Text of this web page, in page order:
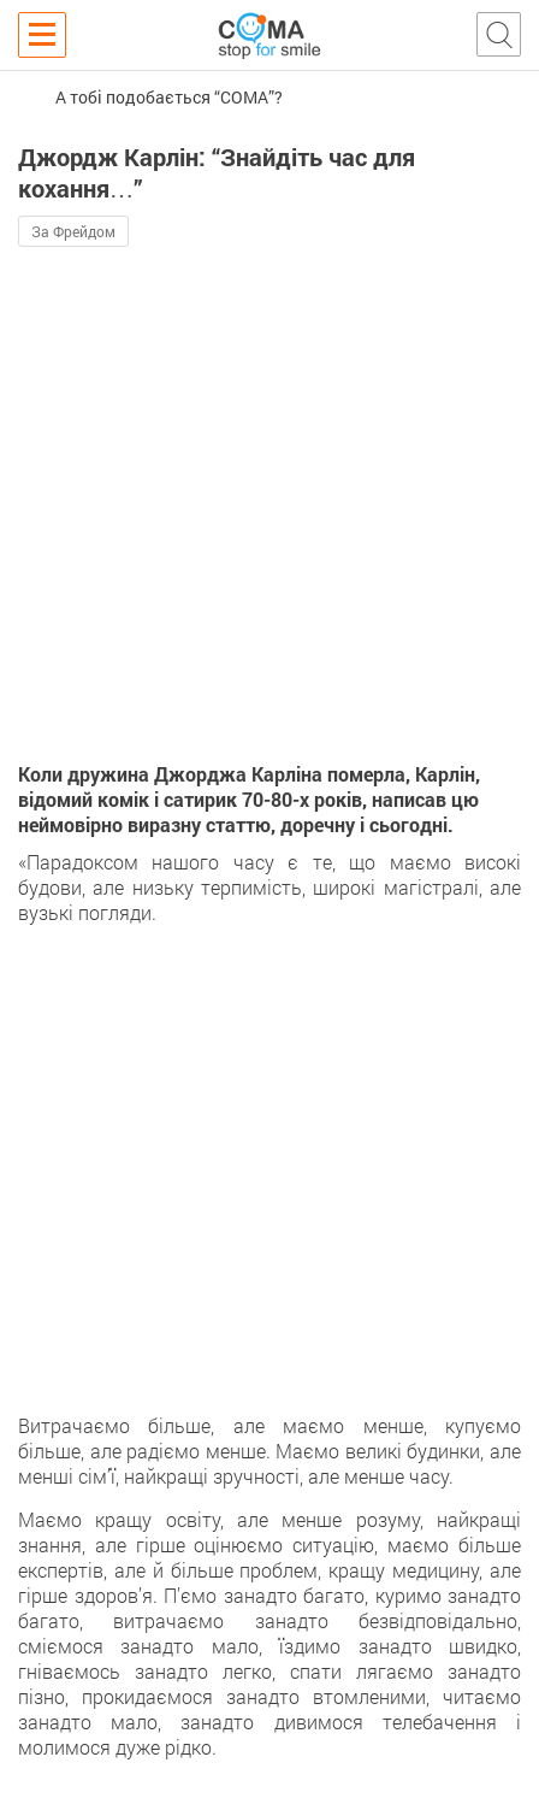
А тобі подобається “COMA”?
Джордж Карлін: “Знайдіть час для
кохання…”
За Фрейдом
Коли дружина Джорджа Карліна померла, Карлін,
відомий комік і сатирик 70-80-х років, написав цю
неймовірно виразну статтю, доречну і сьогодні.
«Парадоксом нашого часу є те, що маємо високі
будови, але низьку терпимість, широкі магістралі, але
вузькі погляди.
Витрачаємо більше, але маємо менше, купуємо
більше, але радіємо менше. Маємо великі будинки, але
менші сім’ї, найкращі зручності, але менше часу.
Маємо кращу освіту, але менше розуму, найкращі
знання, але гірше оцінюємо ситуацію, маємо більше
експертів, але й більше проблем, кращу медицину, але
гірше здоров’я. П’ємо занадто багато, куримо занадто
багато, витрачаємо занадто безвідповідально,
сміємося занадто мало, їздимо занадто швидко,
гніваємось занадто легко, спати лягаємо занадто
пізно, прокидаємося занадто втомленими, читаємо
занадто мало, занадто дивимося телебачення і
молимося дуже рідко.